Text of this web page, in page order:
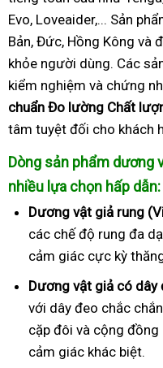
Evo, Loveaider,... Sản
Bản, Đức, Hồng Kông và
khỏe người dùng. Các
kiểm nghiệm và chứng
chuẩn Đo lường Chất
tâm tuyệt đối cho khách
Dòng sản phẩm dương
nhiều lựa chọn hấp dẫn:
Dương vật giả rung
các chế độ rung đa
cảm giác cực kỳ
Dương vật giả có
với dây đeo chắc
cặp đôi và cộng
cảm giác khác biệt.